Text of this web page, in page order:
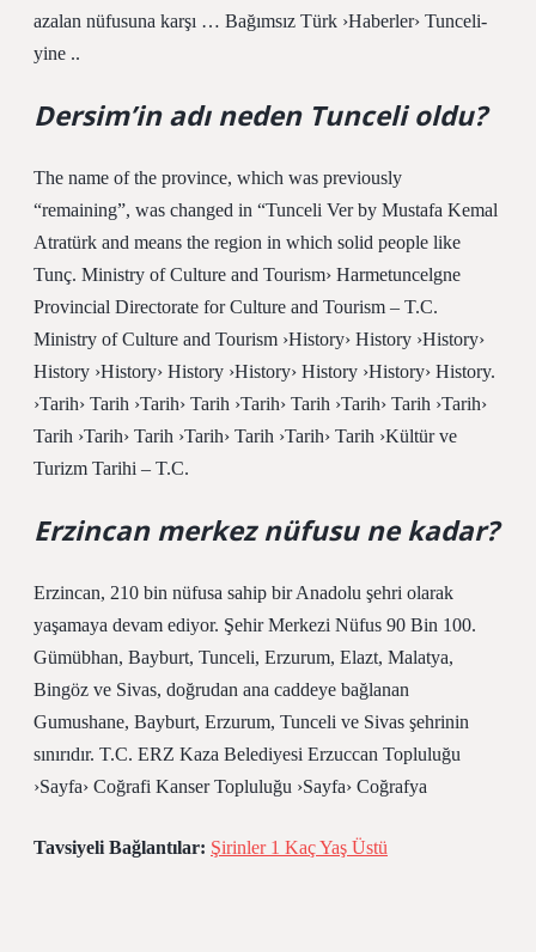
azalan nüfusuna karşı … Bağımsız Türk ›Haberler› Tunceli-
yine ..
Dersim’in adı neden Tunceli oldu?
The name of the province, which was previously
“remaining”, was changed in “Tunceli Ver by Mustafa Kemal
Atratürk and means the region in which solid people like
Tunç. Ministry of Culture and Tourism› Harmetuncelgne
Provincial Directorate for Culture and Tourism – T.C.
Ministry of Culture and Tourism ›History› History ›History›
History ›History› History ›History› History ›History› History.
›Tarih› Tarih ›Tarih› Tarih ›Tarih› Tarih ›Tarih› Tarih ›Tarih›
Tarih ›Tarih› Tarih ›Tarih› Tarih ›Tarih› Tarih ›Kültür ve
Turizm Tarihi – T.C.
Erzincan merkez nüfusu ne kadar?
Erzincan, 210 bin nüfusa sahip bir Anadolu şehri olarak
yaşamaya devam ediyor. Şehir Merkezi Nüfus 90 Bin 100.
Gümübhan, Bayburt, Tunceli, Erzurum, Elazt, Malatya,
Bingöz ve Sivas, doğrudan ana caddeye bağlanan
Gumushane, Bayburt, Erzurum, Tunceli ve Sivas şehrinin
sınırıdır. T.C. ERZ Kaza Belediyesi Erzuccan Topluluğu
›Sayfa› Coğrafi Kanser Topluluğu ›Sayfa› Coğrafya
Tavsiyeli Bağlantılar: Şirinler 1 Kaç Yaş Üstü